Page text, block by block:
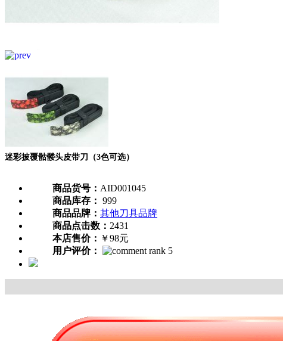
迷彩披覆骷髅头皮带刀（3色可选）
商品货号： AID001045
商品库存： 999
商品品牌： 其他刀具品牌
商品点击数： 2431
本店售价： ￥98元
用户评价：